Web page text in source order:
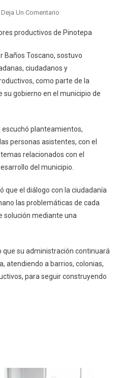
Deja Un ComentarioEn
A
Y
Sectores
Productivos
De
productivos de Pinotepa
Baños Toscano, sostuvo
ciudadanos y
como parte de la
gobierno en el municipio de
escuchó planteamientos,
personas asistentes, con el
relacionados con el
del municipio.
que el diálogo con la ciudadanía
las problemáticas de cada
solución mediante una
que su administración continuará
atendiendo a barrios, colonias,
para seguir construyendo